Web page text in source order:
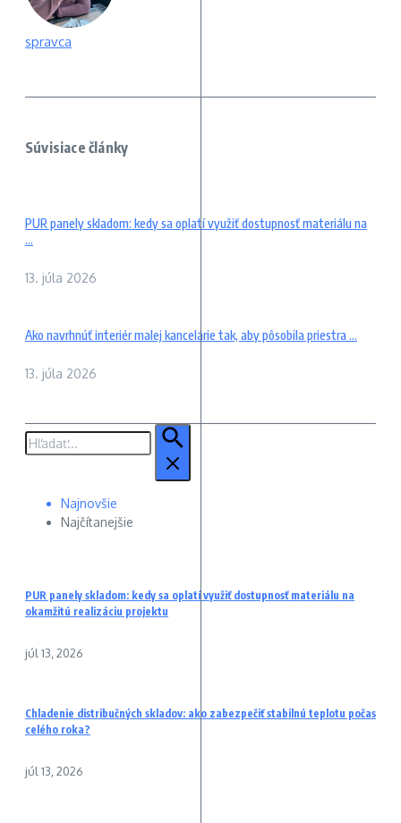
spravca
Súvisiace články
PUR panely skladom: kedy sa oplatí využiť dostupnosť materiálu na
...
13. júla 2026
Ako navrhnúť interiér malej kancelárie tak, aby pôsobila priestra ...
13. júla 2026
Hľadať:
Najnovšie
Najčítanejšie
PUR panely skladom: kedy sa oplatí využiť dostupnosť materiálu na
okamžitú realizáciu projektu
júl 13, 2026
Chladenie distribučných skladov: ako zabezpečiť stabilnú teplotu počas
celého roka?
júl 13, 2026